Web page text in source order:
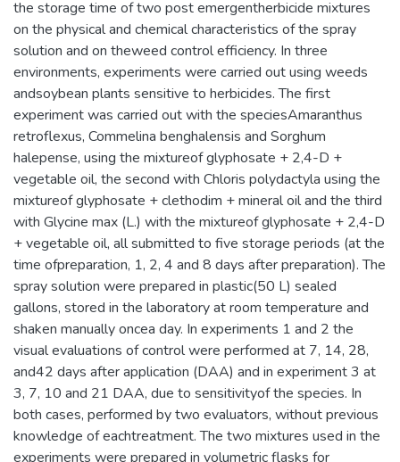
the storage time of two post emergentherbicide mixtures
on the physical and chemical characteristics of the spray
solution and on theweed control efficiency. In three
environments, experiments were carried out using weeds
andsoybean plants sensitive to herbicides. The first
experiment was carried out with the speciesAmaranthus
retroflexus, Commelina benghalensis and Sorghum
halepense, using the mixtureof glyphosate + 2,4-D +
vegetable oil, the second with Chloris polydactyla using the
mixtureof glyphosate + clethodim + mineral oil and the third
with Glycine max (L.) with the mixtureof glyphosate + 2,4-D
+ vegetable oil, all submitted to five storage periods (at the
time ofpreparation, 1, 2, 4 and 8 days after preparation). The
spray solution were prepared in plastic(50 L) sealed
gallons, stored in the laboratory at room temperature and
shaken manually oncea day. In experiments 1 and 2 the
visual evaluations of control were performed at 7, 14, 28,
and42 days after application (DAA) and in experiment 3 at
3, 7, 10 and 21 DAA, due to sensitivityof the species. In
both cases, performed by two evaluators, without previous
knowledge of eachtreatment. The two mixtures used in the
experiments were prepared in volumetric flasks for